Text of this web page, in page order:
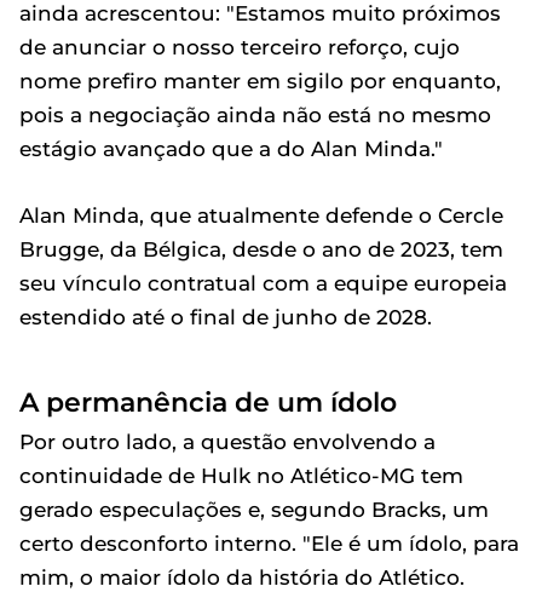
ainda acrescentou: "Estamos muito próximos
de anunciar o nosso terceiro reforço, cujo
nome prefiro manter em sigilo por enquanto,
pois a negociação ainda não está no mesmo
estágio avançado que a do Alan Minda."
Alan Minda, que atualmente defende o Cercle
Brugge, da Bélgica, desde o ano de 2023, tem
seu vínculo contratual com a equipe europeia
estendido até o final de junho de 2028.
A permanência de um ídolo
Por outro lado, a questão envolvendo a
continuidade de Hulk no Atlético-MG tem
gerado especulações e, segundo Bracks, um
certo desconforto interno. "Ele é um ídolo, para
mim, o maior ídolo da história do Atlético.